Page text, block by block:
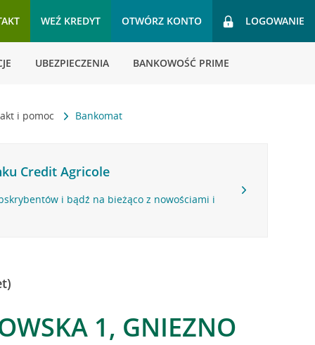
WEŹ KREDYT OTWÓRZ KONTO LOGOWANIE
UBEZPIECZENIA BANKOWOŚĆ PRIME
i pomoc Bankomat
Credit Agricole
i bądź na bieżąco z nowościami i
1, GNIEZNO